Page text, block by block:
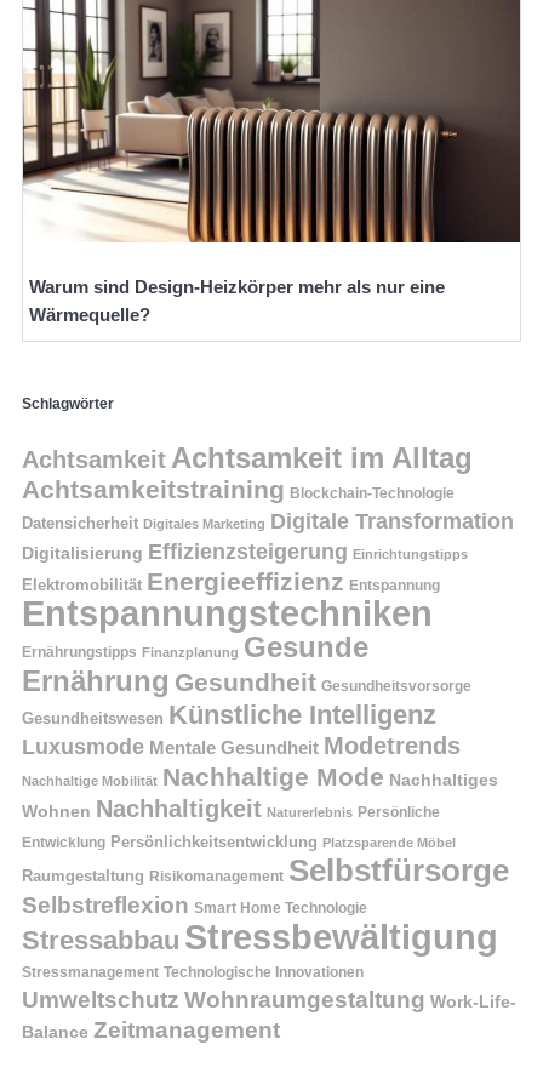
Warum sind Design-Heizkörper mehr als nur eine
Wärmequelle?
Schlagwörter
Achtsamkeit Achtsamkeit im Alltag
Achtsamkeitstraining Blockchain-Technologie
Datensicherheit Digitales Marketing Digitale Transformation
Digitalisierung Effizienzsteigerung Einrichtungstipps
Elektromobilität Energieeffizienz Entspannung
Entspannungstechniken
Ernährungstipps Finanzplanung Gesunde
Ernährung Gesundheit Gesundheitsvorsorge
Gesundheitswesen Künstliche Intelligenz
Luxusmode Mentale Gesundheit Modetrends
Nachhaltige Mobilität Nachhaltige Mode Nachhaltiges
Wohnen Nachhaltigkeit Naturerlebnis Persönliche
Entwicklung Persönlichkeitsentwicklung Platzsparende Möbel
Raumgestaltung Risikomanagement Selbstfürsorge
Selbstreflexion Smart Home Technologie
Stressabbau Stressbewältigung
Stressmanagement Technologische Innovationen
Umweltschutz Wohnraumgestaltung Work-Life-
Balance Zeitmanagement